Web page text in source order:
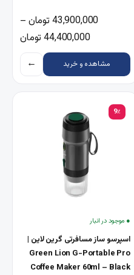
تومان بود.
تومان است.
43,900,000 تومان –
44,400,000 تومانمحدوده قیمت:
مشاهده و خرید ←
9٪
● موجود در انبار
اسپرسو ساز مسافرتی گرین لاین |
Green Lion G-Portable Pro
Coffee Maker 60ml – Black